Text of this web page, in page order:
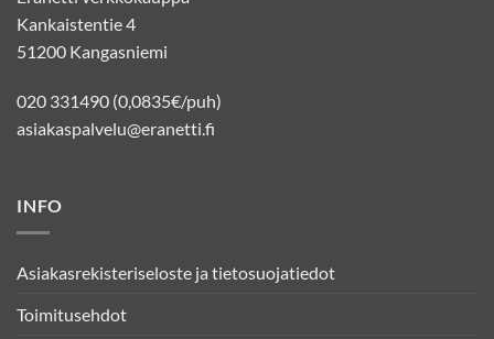
Kankaistentie 4
51200 Kangasniemi
020 331490 (0,0835€/puh)
asiakaspalvelu@eranetti.fi
INFO
Asiakasrekisteriseloste ja tietosuojatiedot
Toimitusehdot